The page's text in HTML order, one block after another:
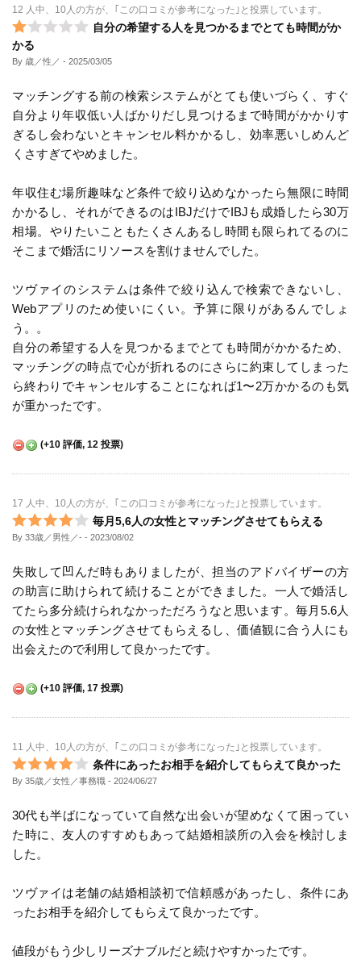
12 人中、10人の方が、｢この口コミが参考になった｣と投票しています。
自分の希望する人を見つかるまでとても時間がか
かる
By 歳／性／ - 2025/03/05
マッチングする前の検索システムがとても使いづらく、すぐ
自分より年収低い人ばかりだし見つけるまで時間がかかりす
ぎるし会わないとキャンセル料かかるし、効率悪いしめんど
くさすぎてやめました。
年収住む場所趣味など条件で絞り込めなかったら無限に時間
かかるし、それができるのはIBJだけでIBJも成婚したら30万
相場。やりたいこともたくさんあるし時間も限られてるのに
そこまで婚活にリソースを割けませんでした。
ツヴァイのシステムは条件で絞り込んで検索できないし、
Webアプリのため使いにくい。予算に限りがあるんでしょ
う。。
自分の希望する人を見つかるまでとても時間がかかるため、
マッチングの時点で心が折れるのにさらに約束してしまった
ら終わりでキャンセルすることになれば1〜2万かかるのも気
が重かったです。
(+10 評価, 12 投票)
17 人中、10人の方が、｢この口コミが参考になった｣と投票しています。
毎月5,6人の女性とマッチングさせてもらえる
By 33歳／男性／- - 2023/08/02
失敗して凹んだ時もありましたが、担当のアドバイザーの方
の助言に助けられて続けることができました。一人で婚活し
てたら多分続けられなかっただろうなと思います。毎月5.6人
の女性とマッチングさせてもらえるし、価値観に合う人にも
出会えたので利用して良かったです。
(+10 評価, 17 投票)
11 人中、10人の方が、｢この口コミが参考になった｣と投票しています。
条件にあったお相手を紹介してもらえて良かった
By 35歳／女性／事務職 - 2024/06/27
30代も半ばになっていて自然な出会いが望めなくて困ってい
た時に、友人のすすめもあって結婚相談所の入会を検討しま
した。
ツヴァイは老舗の結婚相談初で信頼感があったし、条件にあ
ったお相手を紹介してもらえて良かったです。
値段がもう少しリーズナブルだと続けやすかったです。